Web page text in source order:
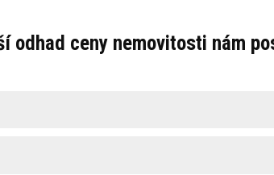
odhad ceny nemovitosti nám